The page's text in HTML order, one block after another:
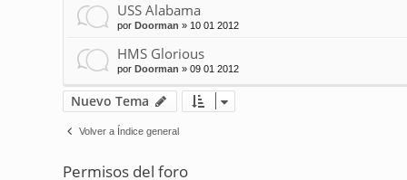
USS Alabama
por Doorman » 10 01 2012
HMS Glorious
por Doorman » 09 01 2012
Nuevo Tema
Volver a Índice general
Permisos del foro